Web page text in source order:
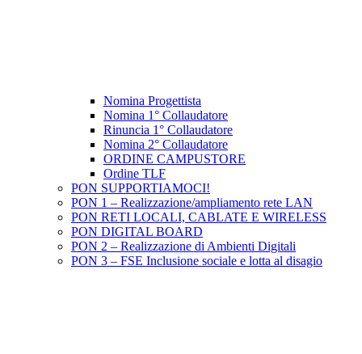
Nomina Progettista
Nomina 1° Collaudatore
Rinuncia 1° Collaudatore
Nomina 2° Collaudatore
ORDINE CAMPUSTORE
Ordine TLF
PON SUPPORTIAMOCI!
PON 1 – Realizzazione/ampliamento rete LAN
PON RETI LOCALI, CABLATE E WIRELESS
PON DIGITAL BOARD
PON 2 – Realizzazione di Ambienti Digitali
PON 3 – FSE Inclusione sociale e lotta al disagio